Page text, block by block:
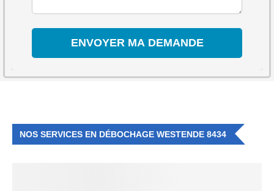
NOS SERVICES EN DÉBOCHAGE WESTENDE 8434